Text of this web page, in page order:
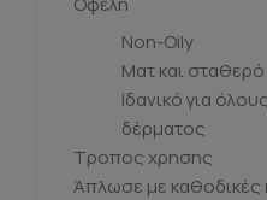
Non-Oily
Ματ και
Ιδανικό για
δέρματος
Τροπος χρησης
Άπλωσε με καθοδικές